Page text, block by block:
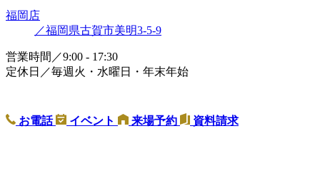
福岡店
／福岡県古賀市美明3-5-9
営業時間／9:00 - 17:30
定休日／毎週火・水曜日・年末年始
お電話 イベント 来場予約 資料請求